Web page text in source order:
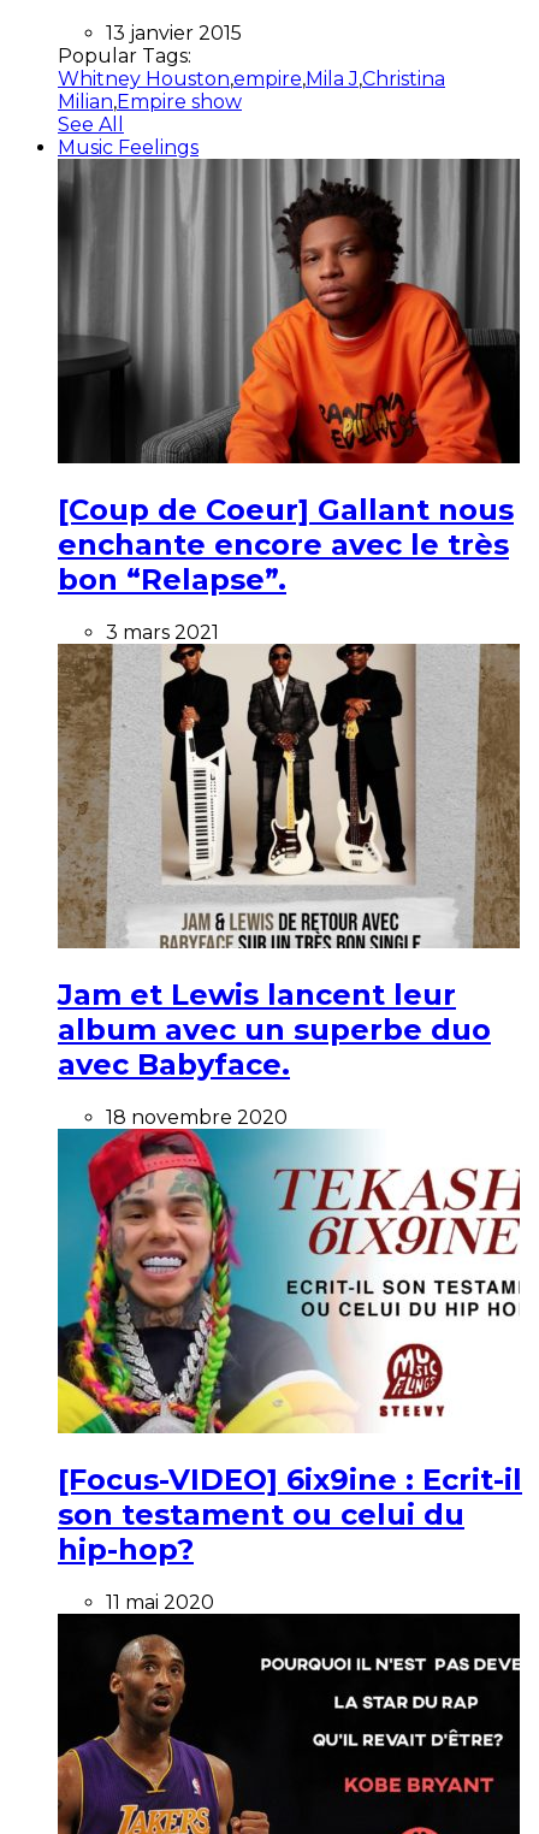
13 janvier 2015
Popular Tags:
Whitney Houston,empire,Mila J,Christina
Milian,Empire show
See All
Music Feelings
[Coup de Coeur] Gallant nous
enchante encore avec le très
bon “Relapse”.
3 mars 2021
Jam et Lewis lancent leur
album avec un superbe duo
avec Babyface.
18 novembre 2020
[Focus-VIDEO] 6ix9ine : Ecrit-il
son testament ou celui du
hip-hop?
11 mai 2020